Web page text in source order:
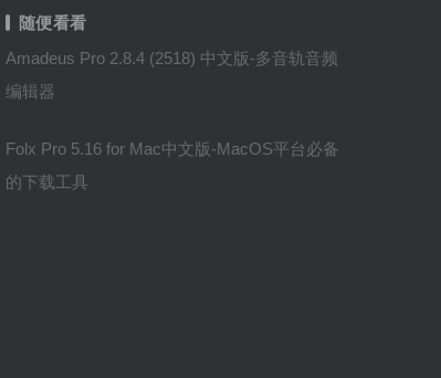
随便看看
Amadeus Pro 2.8.4 (2518) 中文版-多音轨音频
编辑器
Folx Pro 5.16 for Mac中文版-MacOS平台必备
的下载工具